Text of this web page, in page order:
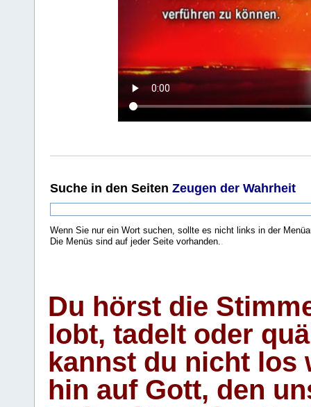
Suche in den Seiten Zeugen der Wahrheit
Wenn Sie nur ein Wort suchen, sollte es nicht links in der
Die Menüs sind auf jeder Seite vorhanden.
Du hörst die
lobt, tadelt oder
kannst du nicht los
hin auf Gott, den